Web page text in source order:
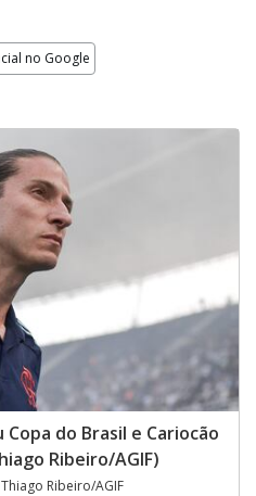
no Google
do Brasil e Cariocão
Ribeiro/AGIF)
Ribeiro/AGIF